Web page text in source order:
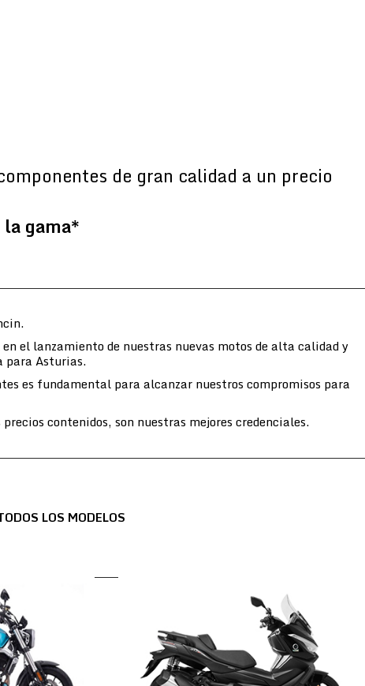
de gran calidad a un precio
gama*
el lanzamiento de nuestras nuevas motos de alta calidad y
para Asturias.
es fundamental para alcanzar nuestros compromisos para
contenidos, son nuestras mejores credenciales.
LOS MODELOS